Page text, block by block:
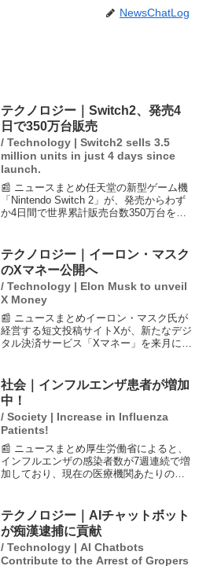
NewsChatLog
テクノロジー｜Switch2、発売4
日で350万台販売
/ Technology | Switch2 sells 3.5
million units in just 4 days since
launch.
📰 ニュースまとめ任天堂の新型ゲーム機
「Nintendo Switch 2」が、発売からわず
か4日間で世界累計販売台数350万台を突
高い処理性能とグラフィック性...
テクノロジー｜イーロン・マスク
のXマネー公開へ
/ Technology | Elon Musk to unveil
X Money
📰 ニュースまとめイーロン・マスク氏が
経営する短文投稿サイトXが、新たなデジ
タル決済サービス「Xマネー」を来月に限
行えるように設計されており、特にXのプ
ラットフォーム内...
社会｜インフルエンザ患者が増加
中！
/ Society | Increase in Influenza
Patients!
📰 ニュースまとめ厚生労働省によると、
インフルエンザの感染者数が7週連続で増
加しており、現在の医療機関あたりの患
者数が最も多く12.18人に上っています。
この流行...
テクノロジー｜AIチャットボット
が痴漢逮捕に貢献
/ Technology | AI Chatbots
Contribute to the Arrest of Gropers